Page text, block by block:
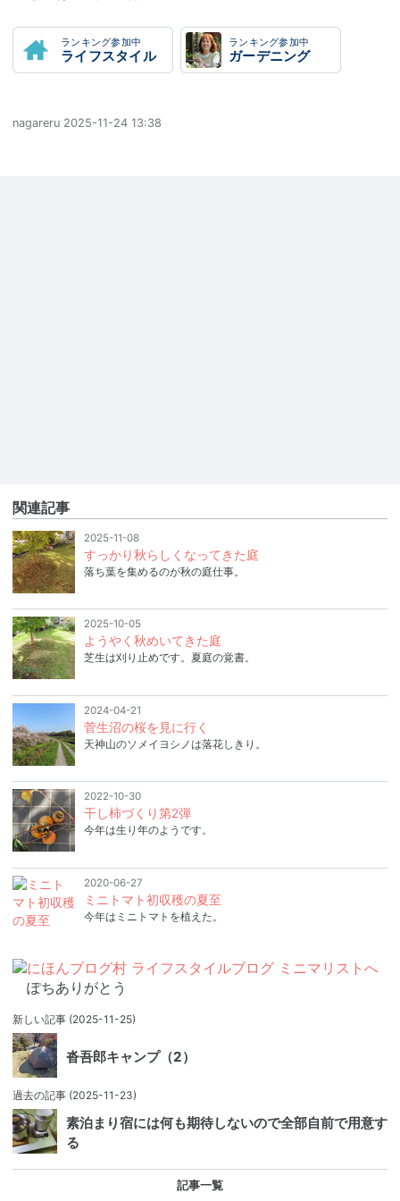
ランキング参加中
ライフスタイル
ランキング参加中
ガーデニング
nagareru 2025-11-24 13:38
関連記事
2025-11-08
すっかり秋らしくなってきた庭
落ち葉を集めるのが秋の庭仕事。
2025-10-05
ようやく秋めいてきた庭
芝生は刈り止めです。夏庭の覚書。
2024-04-21
菅生沼の桜を見に行く
天神山のソメイヨシノは落花しきり。
2022-10-30
干し柿づくり第2弾
今年は生り年のようです。
2020-06-27
ミニトマト初収穫の夏至
今年はミニトマトを植えた。
ぽちありがとう
新しい記事 (2025-11-25)
沓吾郎キャンプ（2）
過去の記事 (2025-11-23)
素泊まり宿には何も期待しないので全部自前で用意す
る
記事一覧